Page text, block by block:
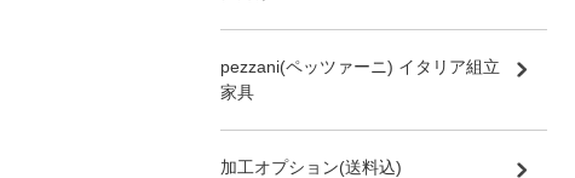
pezzani(ペッツァーニ) イタリア組立
家具
加工オプション(送料込)